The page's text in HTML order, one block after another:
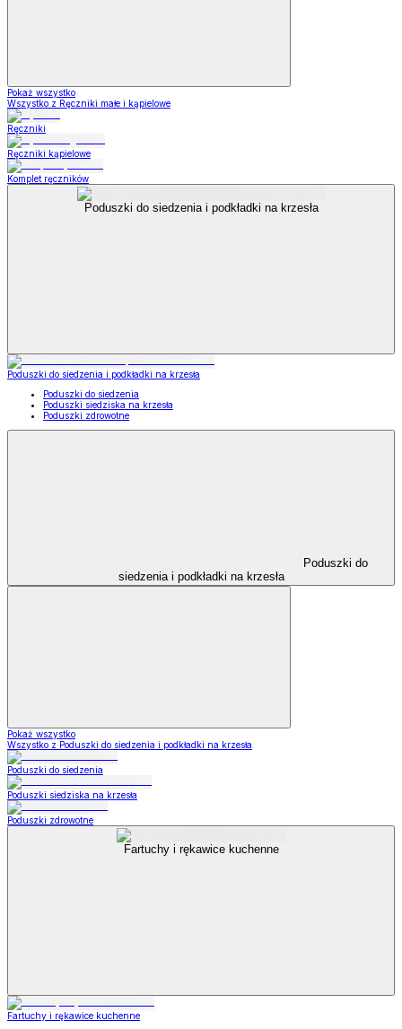
Pokaż wszystko
Wszystko z Ręczniki małe i kąpielowe
Ręczniki
Ręczniki kąpielowe
Komplet ręczników
Poduszki do siedzenia i podkładki na krzesła
Poduszki do siedzenia i podkładki na krzesła
Poduszki do siedzenia
Poduszki siedziska na krzesła
Poduszki zdrowotne
Poduszki do
siedzenia i podkładki na krzesła
Pokaż wszystko
Wszystko z Poduszki do siedzenia i podkładki na krzesła
Poduszki do siedzenia
Poduszki siedziska na krzesła
Poduszki zdrowotne
Fartuchy i rękawice kuchenne
Fartuchy i rękawice kuchenne